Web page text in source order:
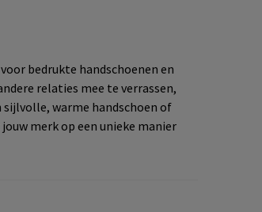
bedrukte handschoenen en
relaties mee te verrassen,
sijlvolle, warme handschoen of
merk op een unieke manier